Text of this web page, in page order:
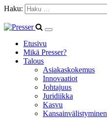
Haku:
Etusivu
Mikä Presser?
Talous
Asiakaskokemus
Innovaatiot
Johtajuus
Juridiikka
Kasvu
Kansainvälistyminen